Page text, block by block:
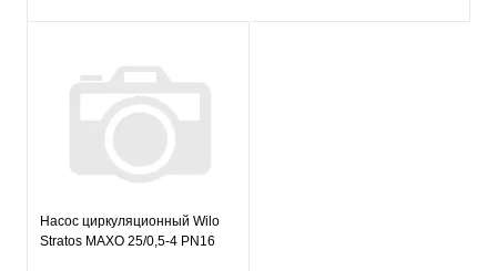
Насос циркуляционный Wilo
Stratos MAXO 25/0,5-4 PN16